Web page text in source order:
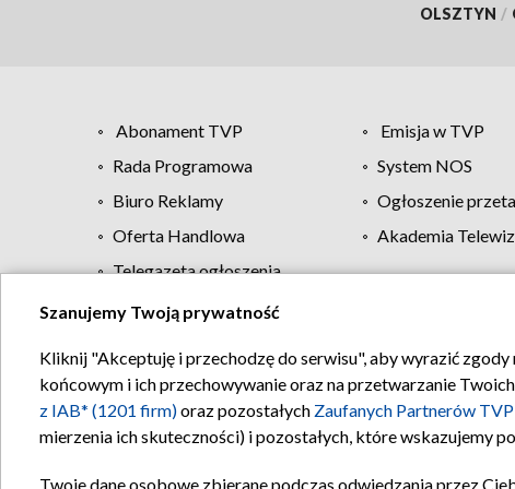
OLSZTYN /
Abonament TVP Emisja w TVP
Rada Programowa
System NOS
Biuro Reklamy
Ogłoszenie
Oferta Handlowa
Akademia
Telegazeta ogłoszenia
Regulamin TVP
Szanujemy Twoją prywatność
Kliknij "Akceptuję i przechodzę do serwisu", aby wyrazić
końcowym i ich przechowywanie oraz na przetwarzanie
z IAB* (1201 firm)oraz pozostałych Zaufanych Partnerów
mierzenia ich skuteczności) i pozostałych, które wskazujemy
Twoje dane osobowe zbierane podczas odwiedzania przez